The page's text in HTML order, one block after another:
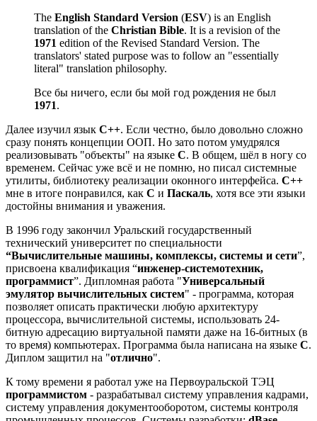
The English Standard Version (ESV) is an English
translation of the Christian Bible. It is a revision of the
1971 edition of the Revised Standard Version. The
translators' stated purpose was to follow an "essentially
literal" translation philosophy.
Все бы ничего, если бы мой год рождения не был
1971.
Далее изучил язык C++. Если честно, было довольно сложно
сразу понять концепции ООП. Но зато потом умудрялся
реализовывать "объекты" на языке C. В общем, шёл в ногу со
временем. Сейчас уже всё и не помню, но писал системные
утилиты, библиотеку реализации оконного интерфейса. C++
мне в итоге понравился, как C и Паскаль, хотя все эти языки
достойны внимания и уважения.
В 1996 году закончил Уральский государственный
технический университет по специальности
“Вычислительные машины, комплексы, системы и сети”,
присвоена квалификация “инженер-системотехник,
программист”. Дипломная работа "Универсальный
эмулятор вычислительных систем" - программа, которая
позволяет описать практически любую архитектуру
процессора, вычислительной системы, использовать 24-
битную адресацию виртуальной памяти даже на 16-битных (в
то время) компьютерах. Программа была написана на языке C.
Диплом защитил на "отлично".
К тому времени я работал уже на Первоуральской ТЭЦ
программистом - разрабатывал систему управления кадрами,
систему управления документооборотом, системы контроля